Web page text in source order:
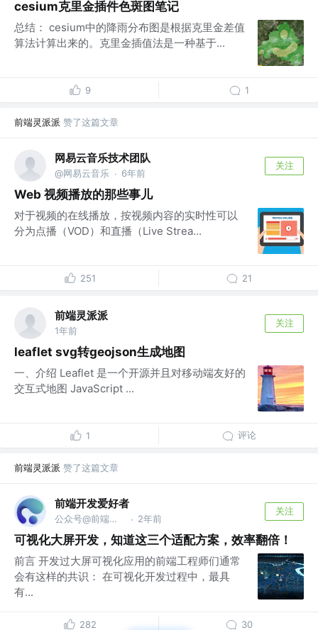
cesium克里金插件色斑图笔记
总结： cesium中的降雨分布图是根据克里金差值
算法计算出来的。克里金插值法是一种基于...
9 1
前端灵派派 赞了这篇文章
网易云音乐技术团队
@网易云音乐 · 6年前
关注
Web 视频播放的那些事儿
对于视频的在线播放，按视频内容的实时性可以
分为点播（VOD）和直播（Live Strea...
251 21
前端灵派派
1年前
关注
leaflet svg转geojson生成地图
一、介绍 Leaflet 是一个开源并且对移动端友好的
交互式地图 JavaScript ...
1 评论
前端灵派派 赞了这篇文章
前端开发爱好者
公众号@前端开发爱好者 · 2年前
关注
可视化大屏开发，知道这三个适配方案，效率翻倍！
前言 开发过大屏可视化应用的前端工程师们通常
会有这样的共识： 在可视化开发过程中，最具
有...
282 30